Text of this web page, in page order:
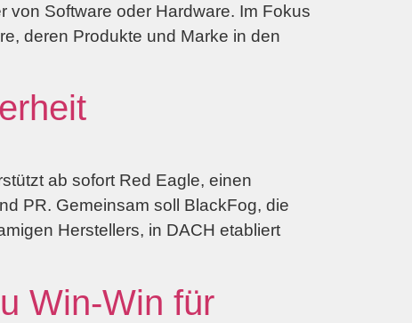
von Software oder Hardware. Im Fokus
deren Produkte und Marke in den
ab sofort Red Eagle, einen
PR. Gemeinsam soll BlackFog, die
Herstellers, in DACH etabliert
Win-Win für